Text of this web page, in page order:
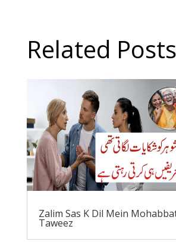
Related Posts
Zalim Sas K Dil Mein
Taweez